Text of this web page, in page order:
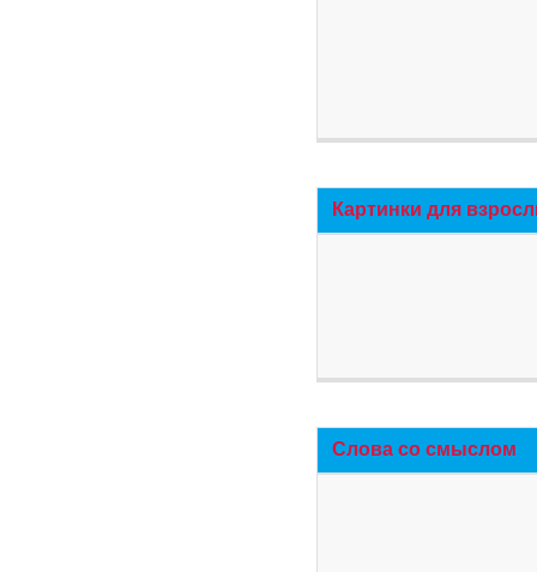
Картинки для
Слова со смыслом